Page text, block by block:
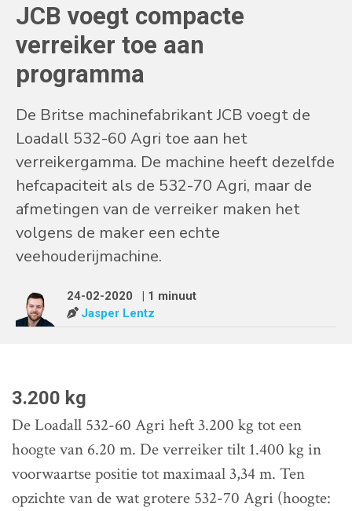
JCB voegt compacte
verreiker toe aan
programma
De Britse machinefabrikant JCB voegt de
Loadall 532-60 Agri toe aan het
verreikergamma. De machine heeft dezelfde
hefcapaciteit als de 532-70 Agri, maar de
afmetingen van de verreiker maken het
volgens de maker een echte
veehouderijmachine.
24-02-2020
| 1 minuut
Jasper Lentz
3.200 kg
De Loadall 532-60 Agri heft 3.200 kg tot een
hoogte van 6.20 m. De verreiker tilt 1.400 kg in
voorwaartse positie tot maximaal 3,34 m. Ten
opzichte van de wat grotere 532-70 Agri (hoogte: